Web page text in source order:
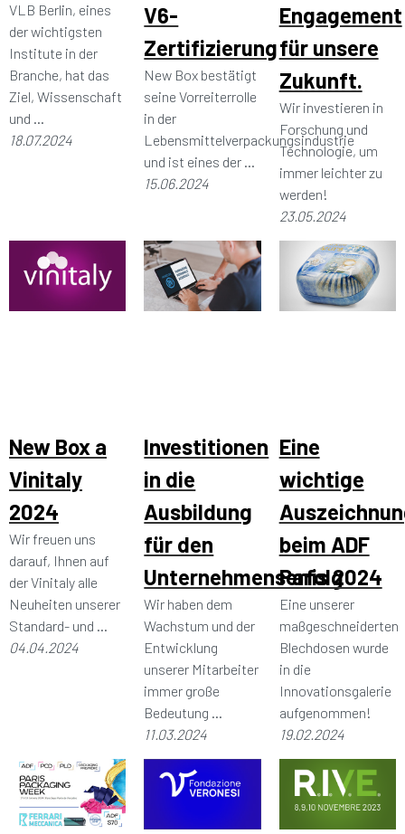
VLB Berlin, eines
der wichtigsten
Institute in der
Branche, hat das
Ziel, Wissenschaft
und ...
18.07.2024
V6-
Zertifizierung
New Box bestätigt
seine Vorreiterrolle
in der
Lebensmittelverpackungsindustrie
und ist eines der ...
15.06.2024
Engagement
für unsere
Zukunft.
Wir investieren in
Forschung und
Technologie, um
immer leichter zu
werden!
23.05.2024
New Box a
Vinitaly
2024
Wir freuen uns
darauf, Ihnen auf
der Vinitaly alle
Neuheiten unserer
Standard- und ...
04.04.2024
Investitionen
in die
Ausbildung
für den
Unternehmenserfolg
Wir haben dem
Wachstum und der
Entwicklung
unserer Mitarbeiter
immer große
Bedeutung ...
11.03.2024
Eine
wichtige
beim ADF
Paris 2024
Eine unserer
maßgeschneiderten
Blechdosen wurde
in die
Innovationsgalerie
aufgenommen!
19.02.2024